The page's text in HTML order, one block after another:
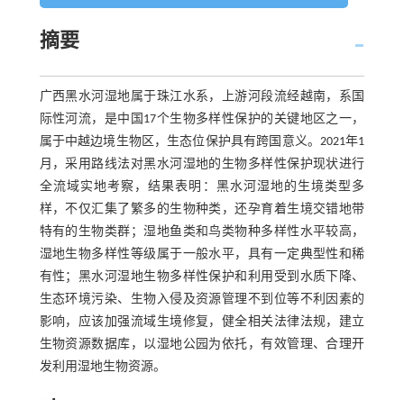
摘要
广西黑水河湿地属于珠江水系，上游河段流经越南，系国
际性河流，是中国17个生物多样性保护的关键地区之一，
属于中越边境生物区，生态位保护具有跨国意义。2021年1
月，采用路线法对黑水河湿地的生物多样性保护现状进行
全流域实地考察，结果表明：黑水河湿地的生境类型多
样，不仅汇集了繁多的生物种类，还孕育着生境交错地带
特有的生物类群；湿地鱼类和鸟类物种多样性水平较高，
湿地生物多样性等级属于一般水平，具有一定典型性和稀
有性；黑水河湿地生物多样性保护和利用受到水质下降、
生态环境污染、生物入侵及资源管理不到位等不利因素的
影响，应该加强流域生境修复，健全相关法律法规，建立
生物资源数据库，以湿地公园为依托，有效管理、合理开
发利用湿地生物资源。